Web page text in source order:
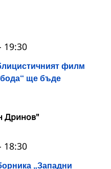
филм
ще бъде
19:30
Дринов"
„Западни
18:30